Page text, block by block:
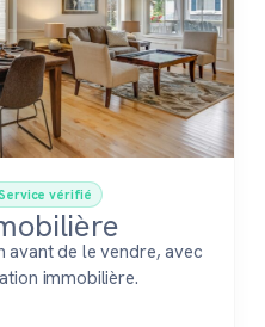
Service vérifié
avant de le vendre, avec
immobilière.